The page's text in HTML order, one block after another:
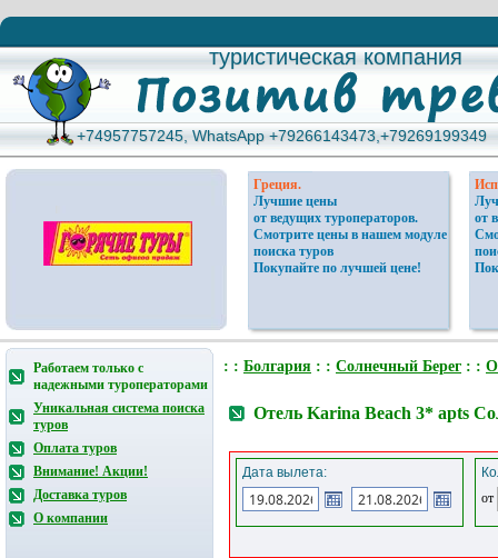
туристическая компания
туристическая компания
+74957757245, WhatsApp +79266143473,+79269199349
+74957757245, WhatsApp +79266143473,+79269199349
Греция.
Лучшие цены
от ведущих туроператоров.
Смотрите цены в нашем модуле
поиска туров
Покупайте по лучшей цене!
от
Работаем только с
надежными туроператорами
Уникальная система поиска
туров
Оплата туров
Внимание! Акции!
Доставка туров
О компании
: : Болгария : : Солнечный Берег : :
Отель Karina Beach 3* apts
Дата вылета:
от